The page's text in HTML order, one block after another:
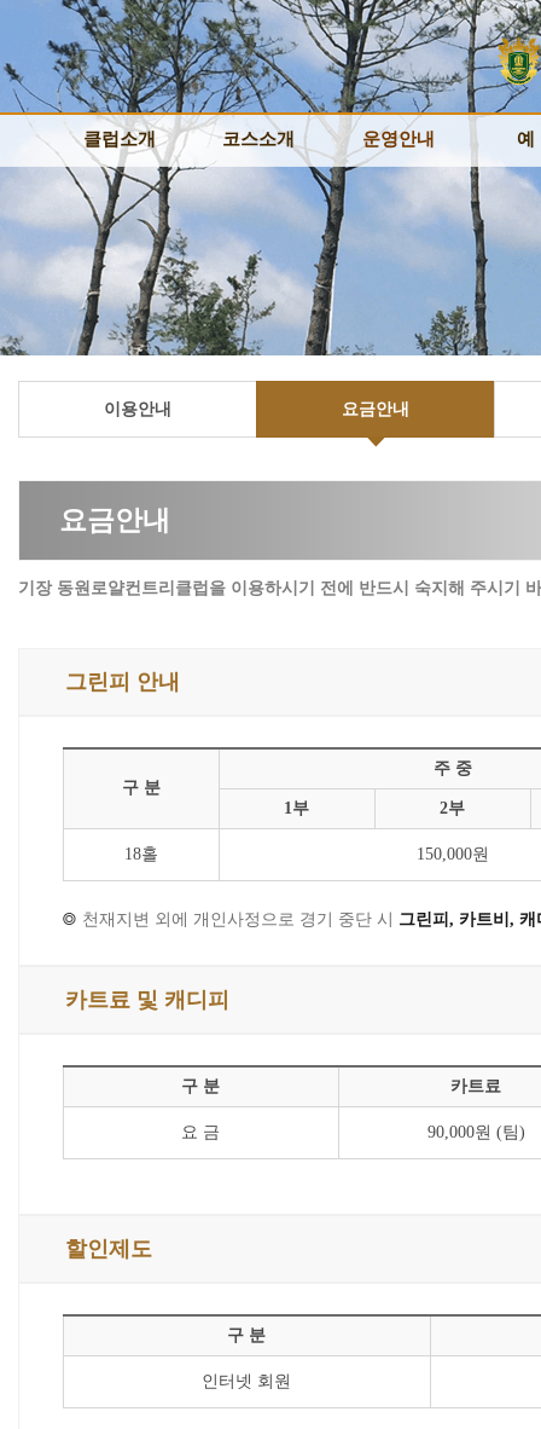
클럽소개
클럽소개
인사말
시설안내
오시는길
코스소개
코스공략
코스갤러리
운영안내
요금안내
예
예
클럽소개
클럽소개
인사말
시설안내
오시는길
코스소개
코스공략
코스갤러리
운영안내
요금안내
예
예
이용안내 요금안내
요금안내
기장 동원로얄컨트리클럽을 이용하시기 전에 반드시 숙지해 주시기
그린피 안내
구 분
주 중
1부 2부
18홀 150,000원
천재지변 외에 개인사정으로 경기 중단 시 그린피, 카트비,
카트료 및 캐디피
구 분 카트료
요 금 90,000원 (팀)
할인제도
구 분
인터넷 회원